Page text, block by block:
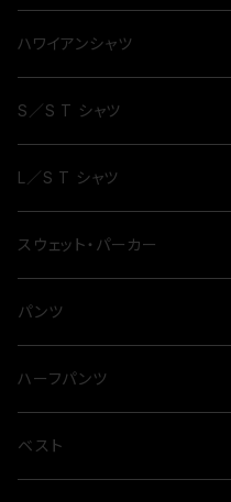
ハワイアンシャツ
S／S T シャツ
L／S T シャツ
スウェット・パーカー
パンツ
ハーフパンツ
ベスト